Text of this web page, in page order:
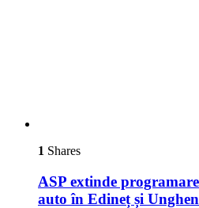
1 Shares
ASP extinde
auto în Edineț și